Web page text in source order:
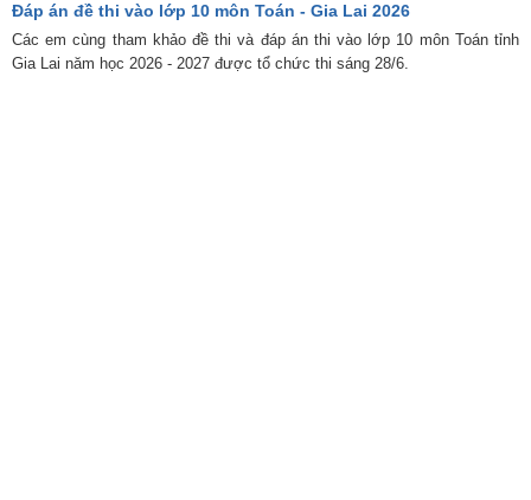
Đáp án đề thi vào lớp 10 môn Toán - Gia Lai 2026
Các em cùng tham khảo đề thi và đáp án thi vào lớp 10 môn Toán tỉnh
Gia Lai năm học 2026 - 2027 được tổ chức thi sáng 28/6.